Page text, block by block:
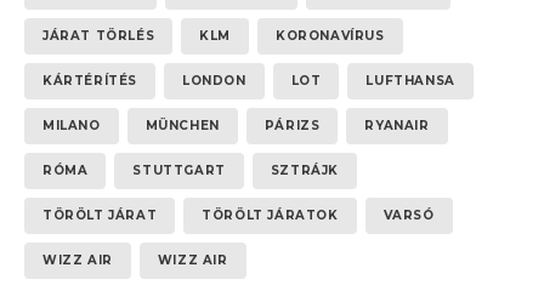
JÁRAT TÖRLÉS KLM KORONAVÍRUS
KÁRTÉRÍTÉS LONDON LOT LUFTHANSA
MILANO MÜNCHEN PÁRIZS RYANAIR
RÓMA STUTTGART SZTRÁJK
TÖRÖLT JÁRAT TÖRÖLT JÁRATOK VARSÓ
WIZZ AIR WIZZ AIR